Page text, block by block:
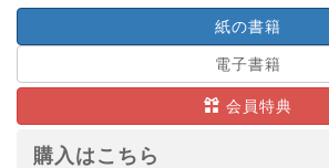
紙の書籍
電子書籍
会員特典
購入はこちら